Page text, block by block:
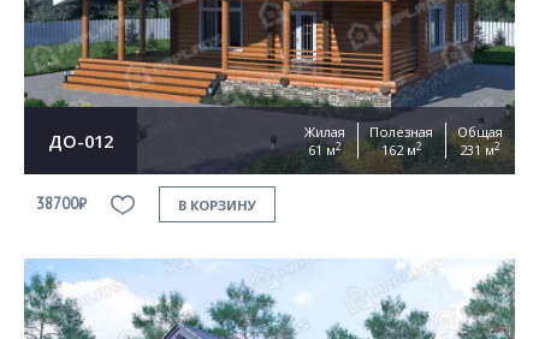
ДО-012
Жилая
61 м2
Полезная
162 м2
Общая
231 м2
38700₽ В КОРЗИНУ